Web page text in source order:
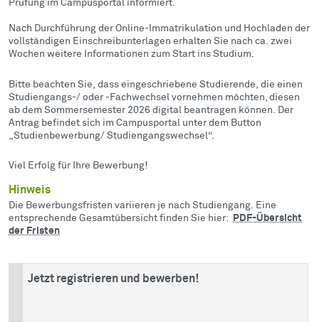
Prüfung im Campusportal informiert.
Nach Durchführung der Online-Immatrikulation und Hochladen der
vollständigen Einschreibunterlagen erhalten Sie nach ca. zwei
Wochen weitere Informationen zum Start ins Studium.
Bitte beachten Sie, dass eingeschriebene Studierende, die einen
Studiengangs-/ oder -Fachwechsel vornehmen möchten, diesen
ab dem Sommersemester 2026 digital beantragen können. Der
Antrag befindet sich im Campusportal unter dem Button
„Studienbewerbung/ Studiengangswechsel“.
Viel Erfolg für Ihre Bewerbung!
Hinweis
Die Bewerbungsfristen variieren je nach Studiengang. Eine
entsprechende Gesamtübersicht finden Sie hier:
PDF-Übersicht
der Fristen
Jetzt registrieren und bewerben!